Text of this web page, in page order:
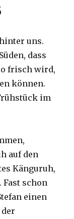
uns.
dass
frisch wird,
können.
im
auf den
Känguruh,
Fast schon
einen